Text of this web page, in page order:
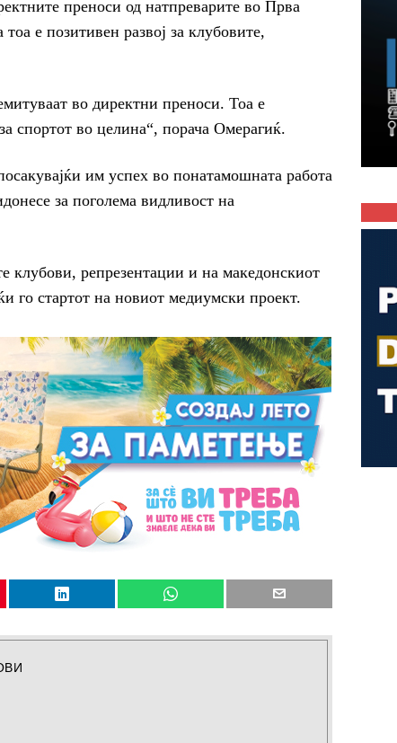
преноси од натпреварите во Прва
е позитивен развој за клубовите,
во директни преноси. Тоа е
спортот во целина“, порача Омерагиќ.
им успех во понатамошната работа
за поголема видливост на
клубови, репрезентации и на македонскиот
го стартот на новиот медиумски проект.